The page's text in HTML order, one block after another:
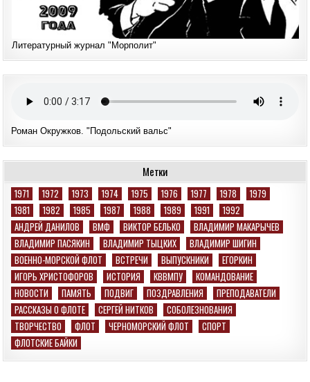
Литературный журнал "Морполит"
Роман Окружков. "Подольский вальс"
Метки
1971 1972 1973 1974 1975 1976 1977 1978
1979
1981
1982 1985 1987 1988 1989 1991
1992
АНДРЕЙ ДАНИЛОВ
ВМФ ВИКТОР БЕЛЬКО
ВЛАДИМИР МАКАРЫЧЕВ
ВЛАДИМИР ПАСЯКИН
ВЛАДИМИР ТЫЦКИХ
ВЛАДИМИР ШИГИН
ВОЕННО-МОРСКОЙ ФЛОТ
ВСТРЕЧИ ВЫПУСКНИКИ
ЕГОРКИН
ИГОРЬ ХРИСТОФОРОВ
ИСТОРИЯ КВВМПУ
КОМАНДОВАНИЕ
НОВОСТИ
ПАМЯТЬ ПОДВИГ ПОЗДРАВЛЕНИЯ
ПРЕПОДАВАТЕЛИ
РАССКАЗЫ О ФЛОТЕ
СЕРГЕЙ НИТКОВ
СОБОЛЕЗНОВАНИЯ
ТВОРЧЕСТВО
ФЛОТ ЧЕРНОМОРСКИЙ ФЛОТ
СПОРТ
ФЛОТСКИЕ БАЙКИ